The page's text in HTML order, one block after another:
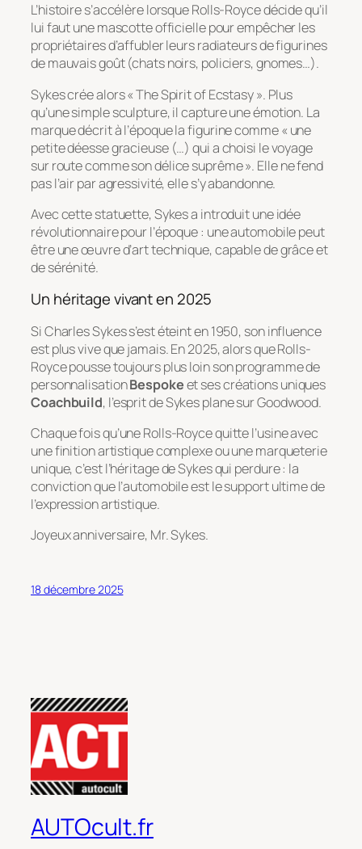
L’histoire s’accélère lorsque Rolls-Royce décide qu’il
lui faut une mascotte officielle pour empêcher les
propriétaires d’affubler leurs radiateurs de figurines
de mauvais goût (chats noirs, policiers, gnomes…).
Sykes crée alors « The Spirit of Ecstasy ». Plus
qu’une simple sculpture, il capture une émotion. La
marque décrit à l’époque la figurine comme« une
petite déesse gracieuse (…) qui a choisi le voyage
sur route comme son délice suprême ». Elle ne fend
pas l’air par agressivité, elle s’y abandonne.
Avec cette statuette, Sykes a introduit une idée
révolutionnaire pour l’époque : une automobile peut
être une œuvre d’art technique, capable de grâce et
de sérénité.
Un héritage vivant en 2025
Si Charles Sykes s’est éteint en 1950, son influence
est plus vive que jamais. En 2025, alors que Rolls-
Royce pousse toujours plus loin son programme de
personnalisationBespokeet ses créations uniques
Coachbuild, l’esprit de Sykes plane sur Goodwood.
Chaque fois qu’une Rolls-Royce quitte l’usine avec
une finition artistique complexe ou une marqueterie
unique, c’est l’héritage de Sykes qui perdure : la
conviction que l’automobile est le support ultime de
l’expression artistique.
Joyeux anniversaire, Mr. Sykes.
18 décembre 2025
AUTOcult.fr